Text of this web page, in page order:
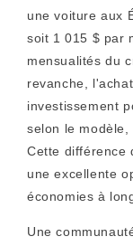
une voiture aux
soit 1 015 $ par
mensualités du
revanche,
investissement
selon le
Cette différence
une excellente
économies à
Une